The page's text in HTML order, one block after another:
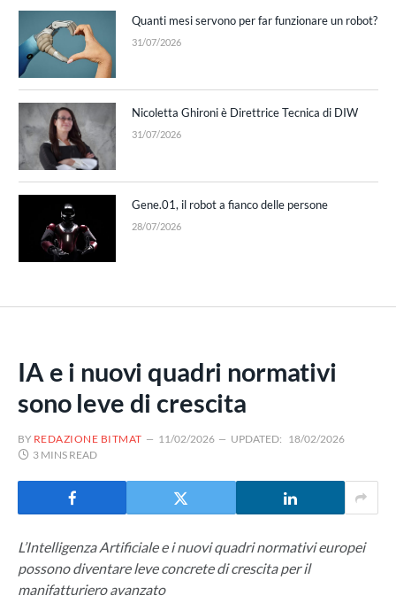
Quanti mesi servono per far funzionare un robot?
31/07/2026
Nicoletta Ghironi è Direttrice Tecnica di DIW
31/07/2026
Gene.01, il robot a fianco delle persone
28/07/2026
IA e i nuovi quadri normativi
sono leve di crescita
BY REDAZIONE BITMAT 11/02/2026 UPDATED: 18/02/2026
3 MINS READ
L’Intelligenza Artificiale e i nuovi quadri normativi europei
possono diventare leve concrete di crescita per il
manifatturiero avanzato